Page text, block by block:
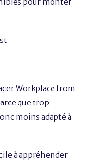
pour monter
Workplace from
que trop
moins adapté à
à appréhender